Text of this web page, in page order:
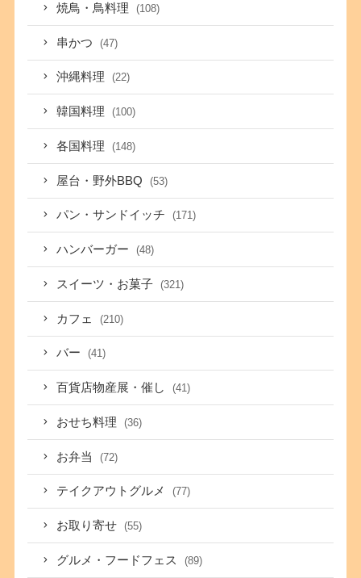
焼鳥・鳥料理 (108)
串かつ (47)
沖縄料理 (22)
韓国料理 (100)
各国料理 (148)
屋台・野外BBQ (53)
パン・サンドイッチ (171)
ハンバーガー (48)
スイーツ・お菓子 (321)
カフェ (210)
バー (41)
百貨店物産展・催し (41)
おせち料理 (36)
お弁当 (72)
テイクアウトグルメ (77)
お取り寄せ (55)
グルメ・フードフェス (89)